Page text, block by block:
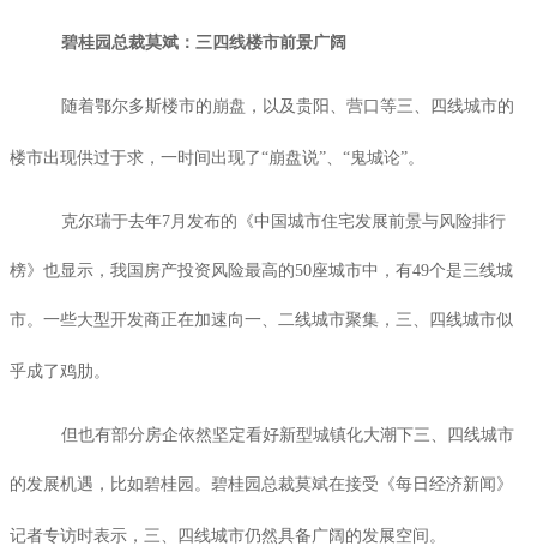
碧桂园总裁莫斌：三四线楼市前景广阔
随着鄂尔多斯楼市的崩盘，以及贵阳、营口等三、四线城市的
楼市出现供过于求，一时间出现了“崩盘说”、“鬼城论”。
克尔瑞于去年7 月发布的《中国城市住宅发展前景与风险排行
榜》也显示，我国房产投资风险最高的50座城市中，有49个是三线城
市。一些大型开发商正在加速向一、二线城市聚集，三、四线城市似
乎成了鸡肋。
但也有部分房企依然坚定看好新型城镇化大潮下三、四线城市
的发展机遇，比如碧桂园。碧桂园总裁莫斌在接受《每日经济新闻》
记者专访时表示，三、四线城市仍然具备广阔的发展空间。